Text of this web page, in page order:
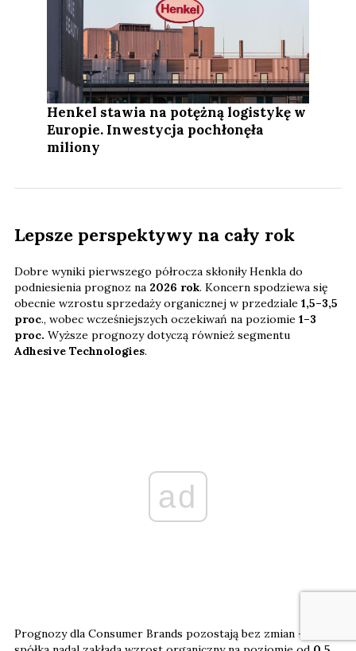
Henkel stawia na potężną logistykę w
Europie. Inwestycja pochłonęła
miliony
Lepsze perspektywy na cały rok
Dobre wyniki pierwszego półrocza skłoniły Henkla do
podniesienia prognoz na 2026 rok. Koncern spodziewa się
obecnie wzrostu sprzedaży organicznej w przedziale 1,5–3,5
proc., wobec wcześniejszych oczekiwań na poziomie 1–3
proc. Wyższe prognozy dotyczą również segmentu
Adhesive Technologies.
ad
Prognozy dla Consumer Brands pozostają bez zmian –